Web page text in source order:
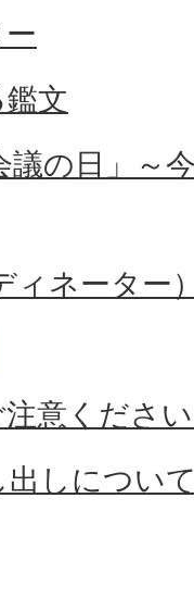
文
議の日」～
ィネーター
意くださ
出しについ